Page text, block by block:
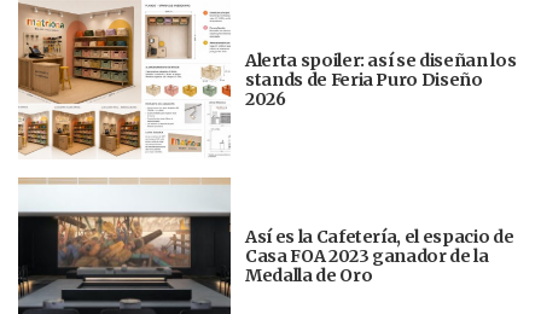
Alerta spoiler: así se diseñan los
stands de Feria Puro Diseño
2026
Así es la Cafetería, el espacio de
Casa FOA 2023 ganador de la
Medalla de Oro